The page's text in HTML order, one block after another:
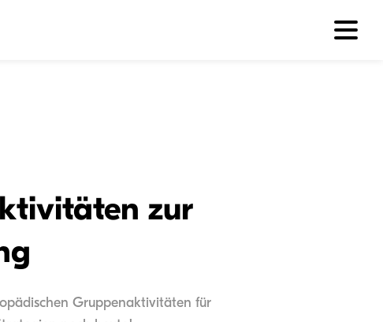
zur
Gruppenaktivitäten für